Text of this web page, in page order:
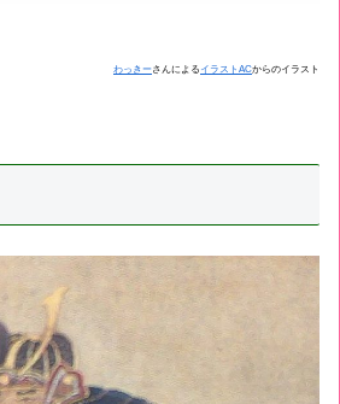
わっきーさんによる イラストACからのイラスト